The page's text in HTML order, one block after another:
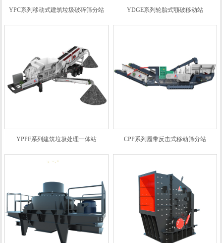
YPC系列移动式建筑垃圾破碎筛分站 YDGE系列轮胎式颚破移动站
YPPF系列建筑垃圾处理一体站 CPP系列履带反击式移动筛分站